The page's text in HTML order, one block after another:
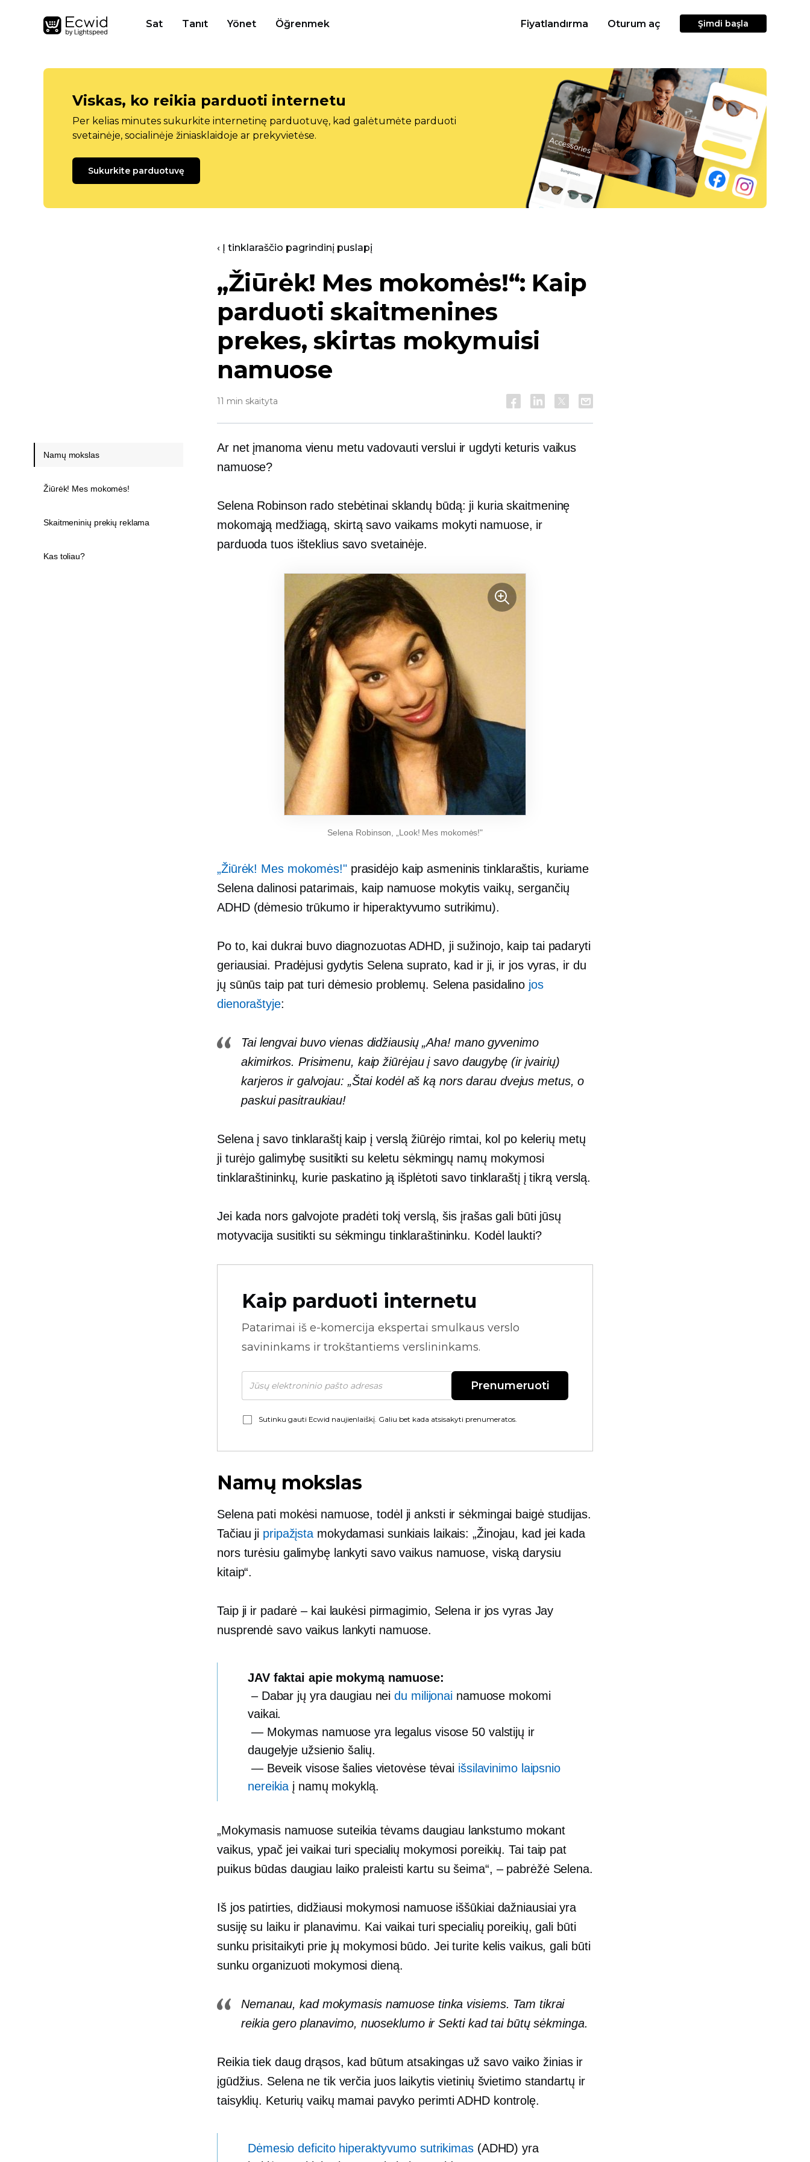
Sat Tanıt Yönet Öğrenmek Fiyatlandırma Oturum aç Şimdi başla
Viskas, ko reikia parduoti internetu
Per kelias minutes sukurkite internetinę parduotuvę, kad galėtumėte parduoti
svetainėje, socialinėje žiniasklaidoje ar prekyvietėse.
Sukurkite parduotuvę
‹ Į tinklaraščio pagrindinį puslapį
„Žiūrėk! Mes mokomės!“: Kaip
parduoti skaitmenines
prekes, skirtas mokymuisi
namuose
11 min skaityta
Ar net įmanoma vienu metu vadovauti verslui ir ugdyti keturis vaikus
namuose?
Selena Robinson rado stebėtinai sklandų būdą: ji kuria skaitmeninę
mokomąją medžiagą, skirtą savo vaikams mokyti namuose, ir
parduoda tuos išteklius savo svetainėje.
Selena Robinson, „Look! Mes mokomės!"
„Žiūrėk! Mes mokomės!"prasidėjo kaip asmeninis tinklaraštis, kuriame
Selena dalinosi patarimais, kaip namuose mokytis vaikų, sergančių
ADHD (dėmesio trūkumo ir hiperaktyvumo sutrikimu).
Po to, kai dukrai buvo diagnozuotas ADHD, ji sužinojo, kaip tai padaryti
geriausiai. Pradėjusi gydytis Selena suprato, kad ir ji, ir jos vyras, ir du
jų sūnūs taip pat turi dėmesio problemų. Selena pasidalino jos
dienoraštyje:
Tai lengvai buvo vienas didžiausių „Aha! mano gyvenimo
akimirkos. Prisimenu, kaip žiūrėjau į savo daugybę (ir įvairių)
karjeros ir galvojau: „Štai kodėl aš ką nors darau dvejus metus, o
paskui pasitraukiau!
Selena į savo tinklaraštį kaip į verslą žiūrėjo rimtai, kol po kelerių metų
ji turėjo galimybę susitikti su keletu sėkmingų namų mokymosi
tinklaraštininkų, kurie paskatino ją išplėtoti savo tinklaraštį į tikrą verslą.
Jei kada nors galvojote pradėti tokį verslą, šis įrašas gali būti jūsų
motyvacija susitikti su sėkmingu tinklaraštininku. Kodėl laukti?
Kaip parduoti internetu
Patarimai iš e-komercija ekspertai smulkaus verslo
savininkams ir trokštantiems verslininkams.
Prenumeruoti
Sutinku gauti Ecwid naujienlaiškį. Galiu bet kada atsisakyti prenumeratos.
Namų mokslas
Selena pati mokėsi namuose, todėl ji anksti ir sėkmingai baigė studijas.
Tačiau ji pripažįsta mokydamasi sunkiais laikais: „Žinojau, kad jei kada
nors turėsiu galimybę lankyti savo vaikus namuose, viską darysiu
kitaip“.
Taip ji ir padarė – kai laukėsi pirmagimio, Selena ir jos vyras Jay
nusprendė savo vaikus lankyti namuose.
JAV faktai apie mokymą namuose:
– Dabar jų yra daugiau neidu milijonai namuose mokomi
vaikai.
— Mokymas namuose yra legalus visose 50 valstijų ir
daugelyje užsienio šalių.
— Beveik visose šalies vietovėse tėvai išsilavinimo laipsnio
nereikia į namų mokyklą.
„Mokymasis namuose suteikia tėvams daugiau lankstumo mokant
vaikus, ypač jei vaikai turi specialių mokymosi poreikių. Tai taip pat
puikus būdas daugiau laiko praleisti kartu su šeima“, – pabrėžė Selena.
Iš jos patirties, didžiausi mokymosi namuose iššūkiai dažniausiai yra
susiję su laiku ir planavimu. Kai vaikai turi specialių poreikių, gali būti
sunku prisitaikyti prie jų mokymosi būdo. Jei turite kelis vaikus, gali būti
sunku organizuoti mokymosi dieną.
Nemanau, kad mokymasis namuose tinka visiems. Tam tikrai
reikia gero planavimo, nuoseklumo irSektikad tai būtų sėkminga.
Reikia tiek daug drąsos, kad būtum atsakingas už savo vaiko žinias ir
įgūdžius. Selena ne tik verčia juos laikytis vietinių švietimo standartų ir
taisyklių. Keturių vaikų mamai pavyko perimti ADHD kontrolę.
Dėmesio deficito hiperaktyvumo sutrikimas(ADHD) yra
Namų mokslas
Žiūrėk! Mes mokomės!
Skaitmeninių prekių reklama
Kas toliau?